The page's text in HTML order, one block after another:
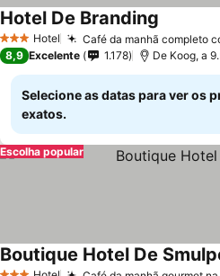
3 EstrelasHotel Café da manhã completo
Hotel De Branding
8,9 Excelente 1.178 De Koog, a
Selecione as datas para ver os
exatos.
Escolha popular
Boutique Hotel De